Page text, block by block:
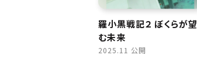
羅小黒戦記２ ぼくらが望
む未来
2025.11 公開